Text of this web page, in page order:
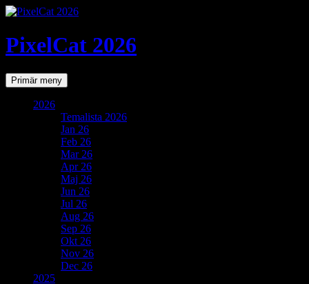
PixelCat 2026
SökPrimär meny Gå
till
2026
Temalista 2026
Jan 26
Feb 26
Mar 26
Apr 26
Maj 26
Jun 26
Jul 26
Aug 26
Sep 26
Okt 26
Nov 26
Dec 26
2025